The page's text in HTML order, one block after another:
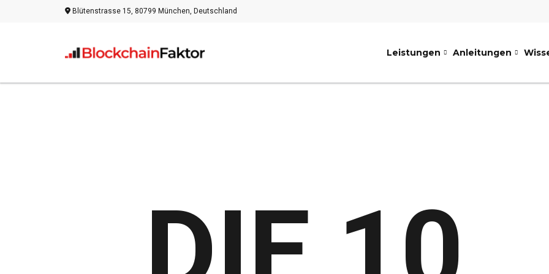
Blütenstrasse 15, 80799 München, Deutschland
Leistungen Anleitungen